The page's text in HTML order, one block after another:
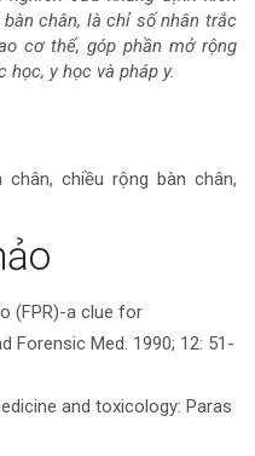
chân, là chỉ số nhân trắc
cơ thể, góp phần mở rộng
học, y học và pháp y.
chiều rộng bàn chân,
(FPR)-a clue for
Forensic Med. 1990; 12: 51-
and toxicology: Paras